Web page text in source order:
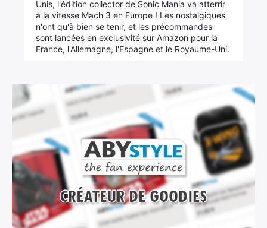
Unis, l'édition collector de Sonic Mania va atterrir
à la vitesse Mach 3 en Europe ! Les nostalgiques
n'ont qu'à bien se tenir, et les précommandes
sont lancées en exclusivité sur Amazon pour la
France, l'Allemagne, l'Espagne et le Royaume-Uni.